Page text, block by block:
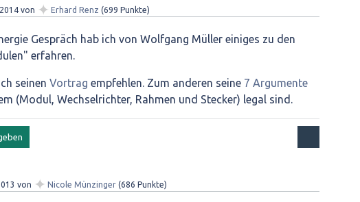
von ✦ Erhard Renz (699 Punkte)
Gespräch hab ich von Wolfgang Müller einiges zu den
erfahren.
seinen Vortrag empfehlen. Zum anderen seine 7 Argumente
(Modul, Wechselrichter, Rahmen und Stecker) legal sind.
von ✦ Nicole Münzinger (686 Punkte)